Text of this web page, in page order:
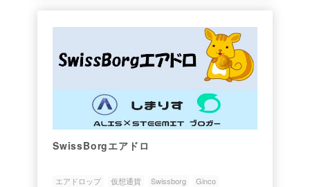
SwissBorgエアドロ
エアドロップ 仮想通貨 Swissborg
Ginco